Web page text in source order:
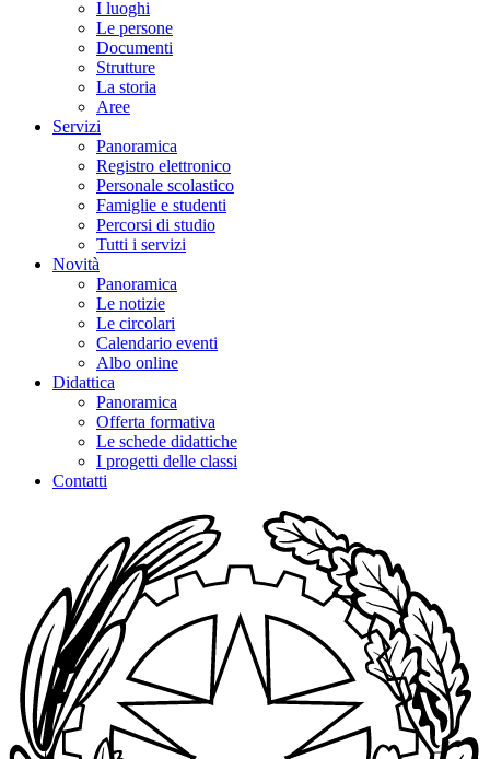
I luoghi
Le persone
Documenti
Strutture
La storia
Aree
Servizi
Panoramica
Registro elettronico
Personale scolastico
Famiglie e studenti
Percorsi di studio
Tutti i servizi
Novità
Panoramica
Le notizie
Le circolari
Calendario eventi
Albo online
Didattica
Panoramica
Offerta formativa
Le schede didattiche
I progetti delle classi
Contatti